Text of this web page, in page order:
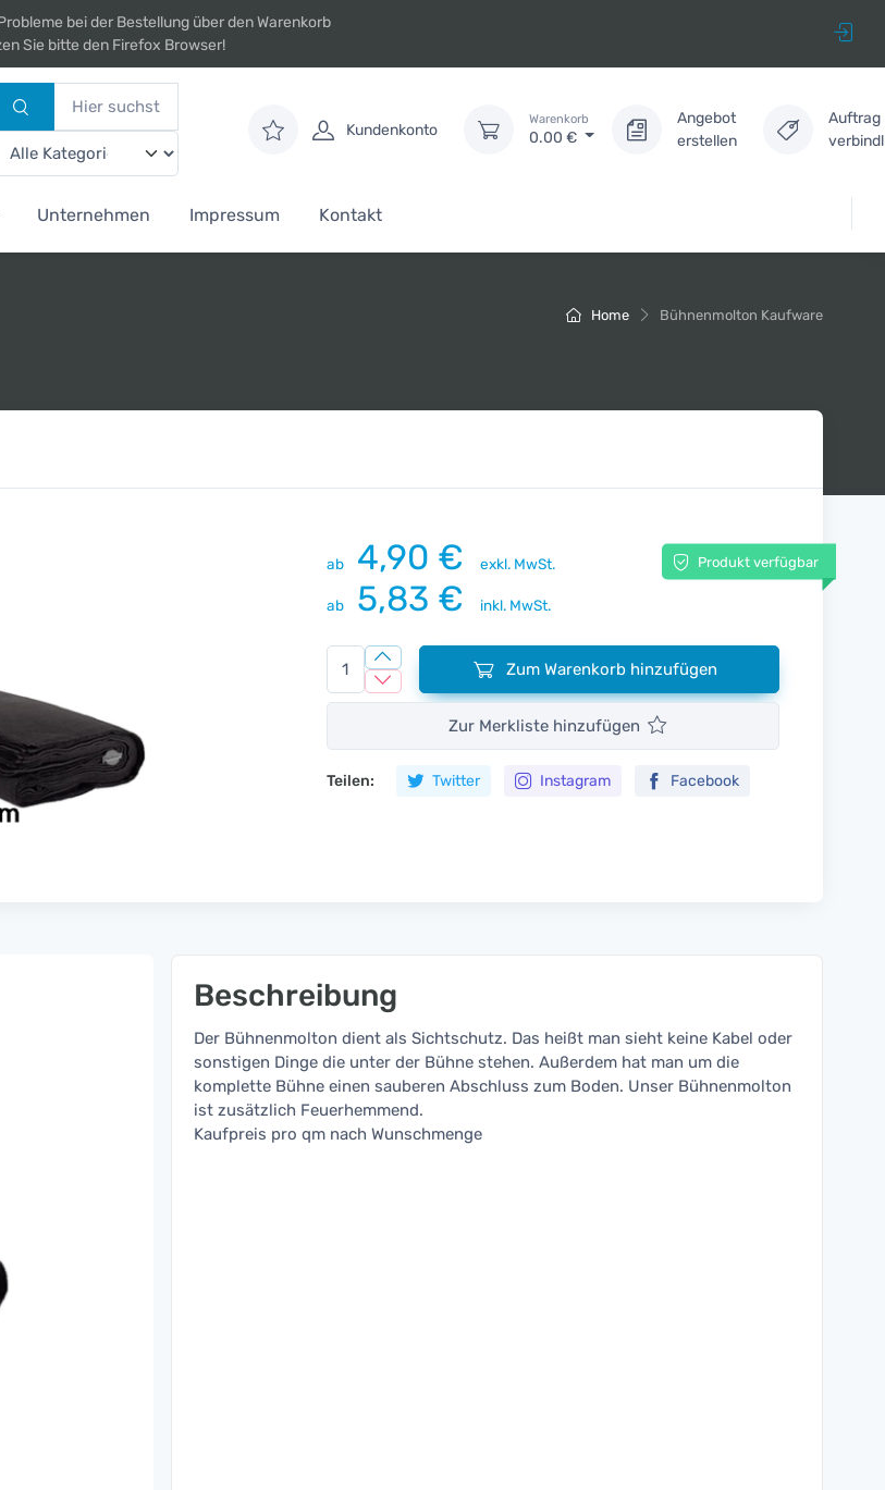
bei der Bestellung über den Warenkorb
Sie bitte den Firefox Browser!
Kundenkonto
Warenkorb
0.00 €
Angebot
erstellen
Auftrag
Unternehmen Impressum Kontakt
Home Bühnenmolton Kaufware
ab 4,90 € exkl. MwSt.
ab 5,83 € inkl. MwSt.
Produkt verfügbar
Zum Warenkorb hinzufügen
Zur Merkliste hinzufügen
Teilen: Twitter Instagram Facebook
Beschreibung
Der Bühnenmolton dient als Sichtschutz. Das heißt man sieht keine Kabel oder
sonstigen Dinge die unter der Bühne stehen. Außerdem hat man um die
komplette Bühne einen sauberen Abschluss zum Boden. Unser Bühnenmolton
ist zusätzlich Feuerhemmend.
Kaufpreis pro qm nach Wunschmenge